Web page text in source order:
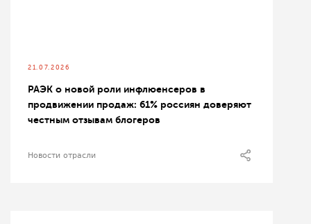
21.07.2026
РАЭК о новой роли инфлюенсеров в
продвижении продаж: 61% россиян доверяют
честным отзывам блогеров
Новости отрасли